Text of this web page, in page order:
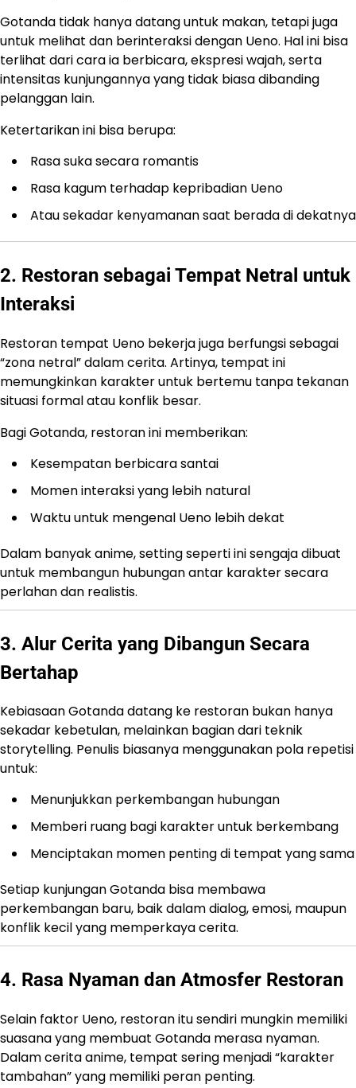
Gotanda tidak hanya datang untuk makan, tetapi juga
untuk melihat dan berinteraksi dengan Ueno. Hal ini bisa
terlihat dari cara ia berbicara, ekspresi wajah, serta
intensitas kunjungannya yang tidak biasa dibanding
pelanggan lain.
Ketertarikan ini bisa berupa:
Rasa suka secara romantis
Rasa kagum terhadap kepribadian Ueno
Atau sekadar kenyamanan saat berada di dekatnya
2. Restoran sebagai Tempat Netral untuk
Interaksi
Restoran tempat Ueno bekerja juga berfungsi sebagai
“zona netral” dalam cerita. Artinya, tempat ini
memungkinkan karakter untuk bertemu tanpa tekanan
situasi formal atau konflik besar.
Bagi Gotanda, restoran ini memberikan:
Kesempatan berbicara santai
Momen interaksi yang lebih natural
Waktu untuk mengenal Ueno lebih dekat
Dalam banyak anime, setting seperti ini sengaja dibuat
untuk membangun hubungan antar karakter secara
perlahan dan realistis.
3. Alur Cerita yang Dibangun Secara
Bertahap
Kebiasaan Gotanda datang ke restoran bukan hanya
sekadar kebetulan, melainkan bagian dari teknik
storytelling. Penulis biasanya menggunakan pola repetisi
untuk:
Menunjukkan perkembangan hubungan
Memberi ruang bagi karakter untuk berkembang
Menciptakan momen penting di tempat yang sama
Setiap kunjungan Gotanda bisa membawa
perkembangan baru, baik dalam dialog, emosi, maupun
konflik kecil yang memperkaya cerita.
4. Rasa Nyaman dan Atmosfer Restoran
Selain faktor Ueno, restoran itu sendiri mungkin memiliki
suasana yang membuat Gotanda merasa nyaman.
Dalam cerita anime, tempat sering menjadi “karakter
tambahan” yang memiliki peran penting.